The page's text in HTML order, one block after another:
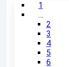
1
…
2
3
4
5
6